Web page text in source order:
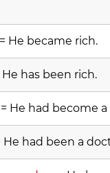
= He became rich.
He has been rich.
= He had become
He had been a